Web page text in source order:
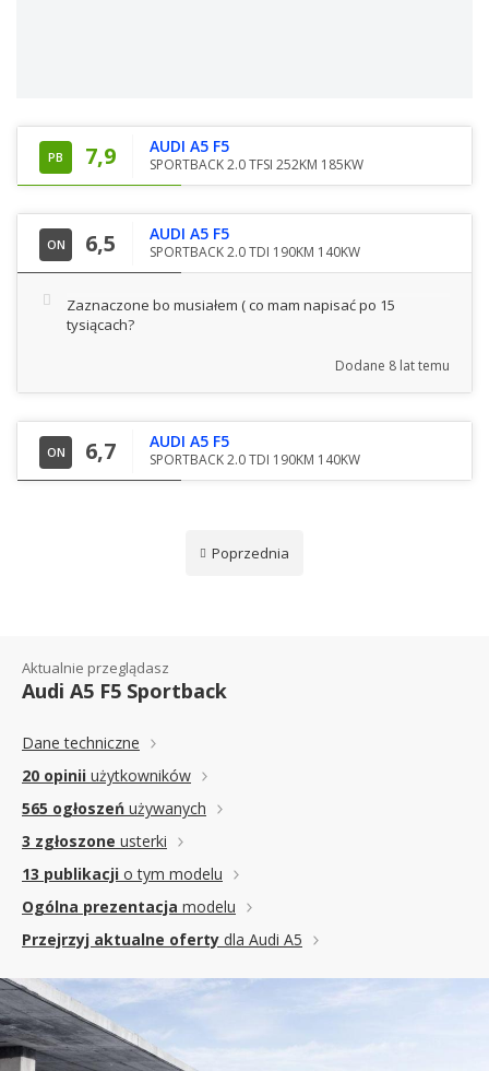
PB 7,9 AUDI A5 F5
SPORTBACK 2.0 TFSI 252KM 185KW
ON 6,5 AUDI A5 F5
SPORTBACK 2.0 TDI 190KM 140KW
Zaznaczone bo musiałem ( co mam napisać po 15
tysiącach?
Dodane 8 lat temu
ON 6,7 AUDI A5 F5
SPORTBACK 2.0 TDI 190KM 140KW
Poprzednia
Aktualnie przeglądasz
Audi A5 F5 Sportback
Dane techniczne
20 opinii użytkowników
565 ogłoszeń używanych
3 zgłoszone usterki
13 publikacji o tym modelu
Ogólna prezentacja modelu
Przejrzyj aktualne oferty dla Audi A5